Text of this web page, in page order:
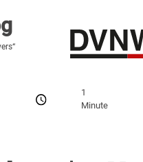
1
Minute